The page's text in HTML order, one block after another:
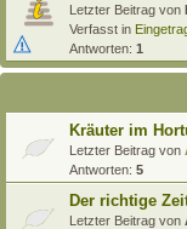
Letzter Beitrag von
Verfasst in
Antworten: 1
Kräuter im
Letzter Beitrag von
Antworten: 5
Der richtige
Letzter Beitrag von